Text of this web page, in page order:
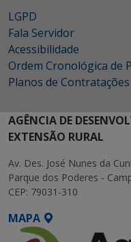
LGPD
Fala Servidor
Acessibilidade
Ordem Cronológica de
Planos de
AGÊNCIA DE
EXTENSÃO RURAL
Av. Des. José Nunes da
Parque dos Poderes -
CEP: 79031-310
MAPA